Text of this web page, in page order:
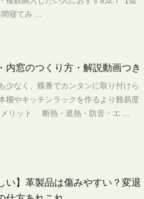
寝てみ ...
窓のつくり方・解説動画つき
少なく、蝶番でカンタンに取り付けら
棚やキッチンラックを作るより難易度
メリット 断熱・遮熱・防音・エ ...
い】革製品は傷みやすい？変退